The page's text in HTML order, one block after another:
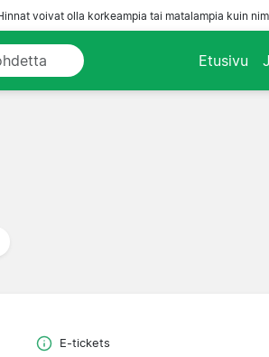
voivat olla korkeampia tai matalampia kuin
Etusivu
E-tickets